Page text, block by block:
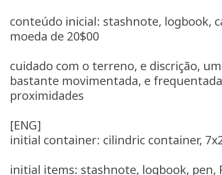
conteúdo inicial: stashnote, logbook,
moeda de 20$00
cuidado com o terreno, e discrição,
bastante movimentada, e
proximidades
[ENG]
initial container: cilindric container,
initial items: stashnote, logbook, pen,